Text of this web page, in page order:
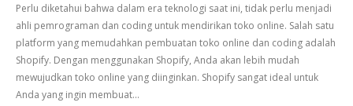
Perlu diketahui bahwa dalam era teknologi saat ini, tidak perlu menjadi
ahli pemrograman dan coding untuk mendirikan toko online. Salah satu
platform yang memudahkan pembuatan toko online dan coding adalah
Shopify. Dengan menggunakan Shopify, Anda akan lebih mudah
mewujudkan toko online yang diinginkan. Shopify sangat ideal untuk
Anda yang ingin membuat...